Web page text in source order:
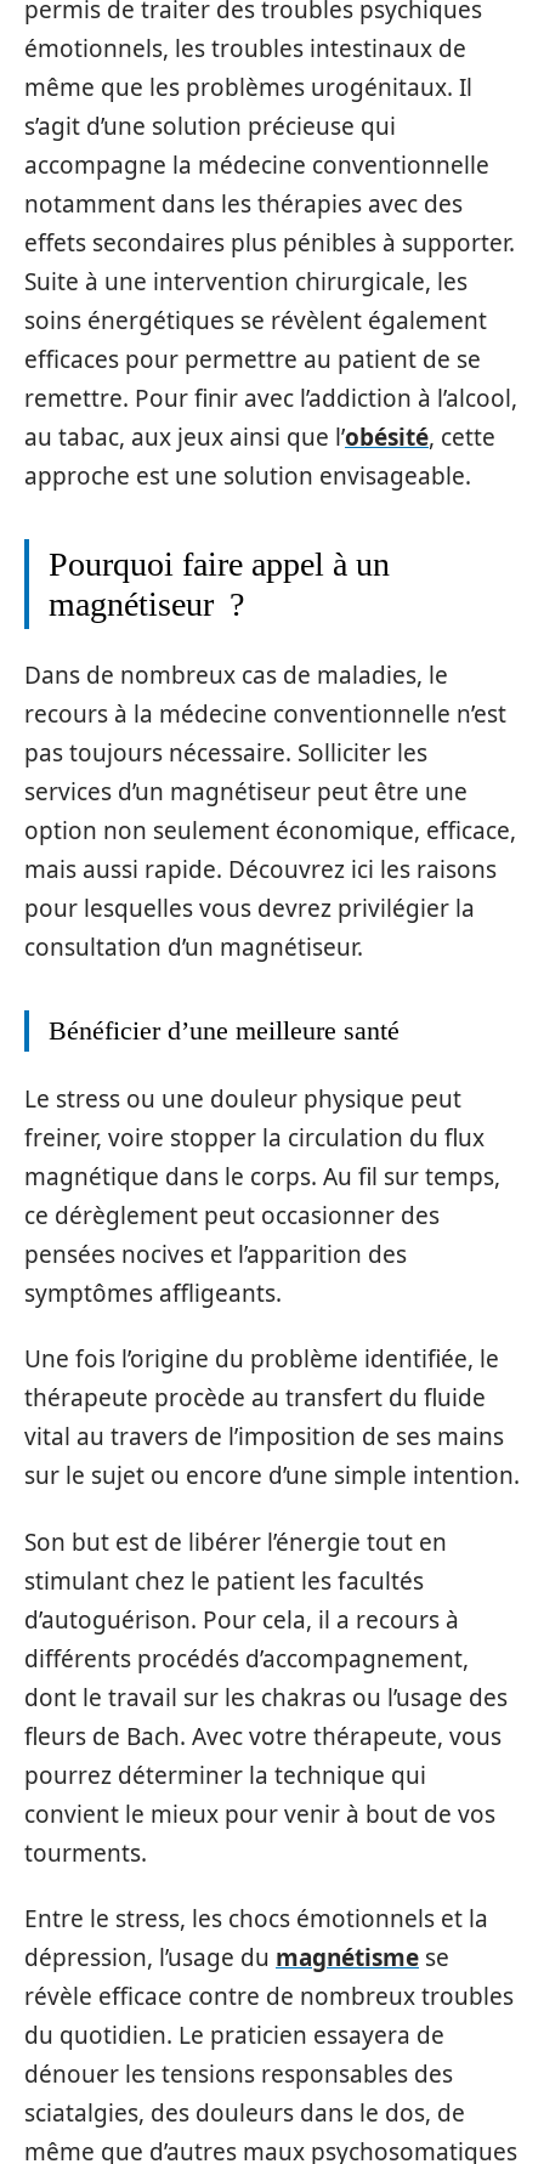
permis de traiter des troubles psychiques
émotionnels, les troubles intestinaux de
même que les problèmes urogénitaux. Il
s’agit d’une solution précieuse qui
accompagne la médecine conventionnelle
notamment dans les thérapies avec des
effets secondaires plus pénibles à supporter.
Suite à une intervention chirurgicale, les
soins énergétiques se révèlent également
efficaces pour permettre au patient de se
remettre. Pour finir avec l’addiction à l’alcool,
au tabac, aux jeux ainsi que l’obésité, cette
approche est une solution envisageable.
Pourquoi faire appel à un
magnétiseur ?
Dans de nombreux cas de maladies, le
recours à la médecine conventionnelle n’est
pas toujours nécessaire. Solliciter les
services d’un magnétiseur peut être une
option non seulement économique, efficace,
mais aussi rapide. Découvrez ici les raisons
pour lesquelles vous devrez privilégier la
consultation d’un magnétiseur.
Bénéficier d’une meilleure santé
Le stress ou une douleur physique peut
freiner, voire stopper la circulation du flux
magnétique dans le corps. Au fil sur temps,
ce dérèglement peut occasionner des
pensées nocives et l’apparition des
symptômes affligeants.
Une fois l’origine du problème identifiée, le
thérapeute procède au transfert du fluide
vital au travers de l’imposition de ses mains
sur le sujet ou encore d’une simple intention.
Son but est de libérer l’énergie tout en
stimulant chez le patient les facultés
d’autoguérison. Pour cela, il a recours à
différents procédés d’accompagnement,
dont le travail sur les chakras ou l’usage des
fleurs de Bach. Avec votre thérapeute, vous
pourrez déterminer la technique qui
convient le mieux pour venir à bout de vos
tourments.
Entre le stress, les chocs émotionnels et la
dépression, l’usage du magnétisme se
révèle efficace contre de nombreux troubles
du quotidien. Le praticien essayera de
dénouer les tensions responsables des
sciatalgies, des douleurs dans le dos, de
même que d’autres maux psychosomatiques